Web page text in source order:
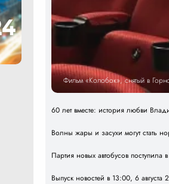
Фильм «Колобок», снятый в
60 лет вместе: история любви
Волны жары и засухи могут стать
Партия новых автобусов поступила
Выпуск новостей в 13:00, 6 августа